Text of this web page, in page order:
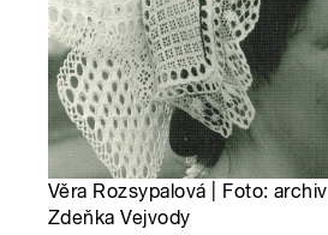
Věra Rozsypalová | Foto: archiv
Zdeňka Vejvody